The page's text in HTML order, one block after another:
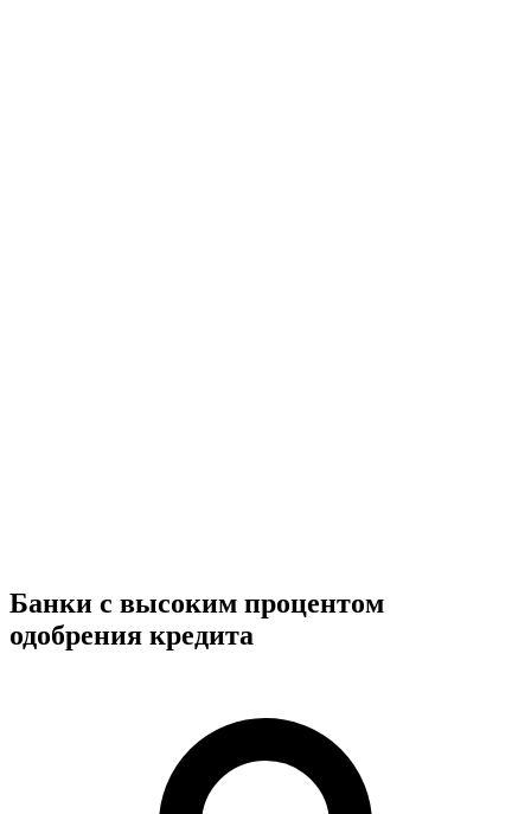
Банки с высоким процентом
одобрения кредита